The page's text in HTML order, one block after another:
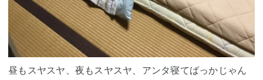
昼もスヤスヤ、夜もスヤスヤ、アンタ寝てばっかじゃん